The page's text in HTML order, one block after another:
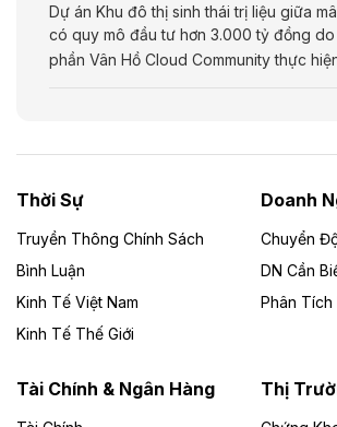
Dự án Khu đô thị sinh thái trị liệu giữa
có quy mô đầu tư hơn 3.000 tỷ đồng
phần Vân Hồ Cloud Community thực
Dự án Nhà máy xử lý rác và phát điện
Công ty TNHH Năng lượng môi trường
Theo vietnamfinance.vn
Đức Long Gia Lai mở rộng ‘hệ
Lai
Thời Sự
Truyền Thông Chính Sách
Bình Luận
Kinh Tế Việt Nam
Kinh Tế Thế Giới
Doanh
Chuyển
DN Cần
Phân Tích
Tài Chính & Ngân Hàng Thị